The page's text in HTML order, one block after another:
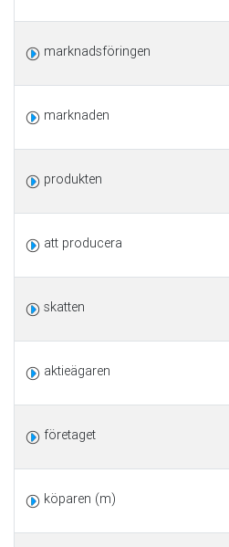
marknadsföringen
marknaden
produkten
att producera
skatten
aktieägaren
företaget
köparen (m)